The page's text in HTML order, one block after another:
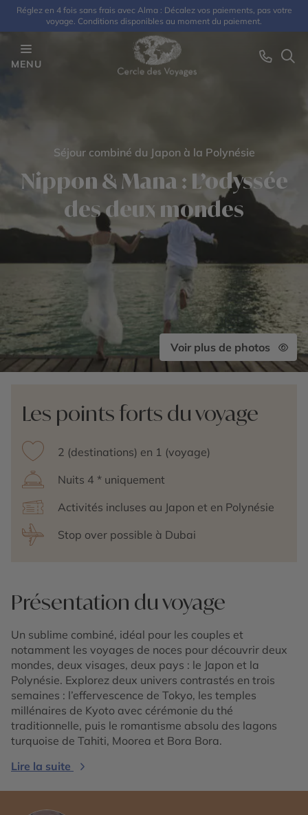
Réglez en 4 fois sans frais avec Alma : Décalez vos paiements, pas votre
voyage. Conditions disponibles au moment du paiement.
MENU
Séjour combiné du Japon à la Polynésie
Nippon & Mana : L’odyssée
des deux mondes
Voir plus de photos
Les points forts du voyage
2 (destinations) en 1 (voyage)
Nuits 4 * uniquement
Activités incluses au Japon et en Polynésie
Stop over possible à Dubai
Présentation du voyage
Un sublime combiné, idéal pour les couples et
notamment les voyages de noces pour découvrir deux
mondes, deux visages, deux pays : le Japon et la
Polynésie. Explorez deux univers contrastés en trois
semaines : l’effervescence de Tokyo, les temples
millénaires de Kyoto avec cérémonie du thé
traditionnelle, puis le romantisme absolu des lagons
turquoise de Tahiti, Moorea et Bora Bora.
Lire la suite